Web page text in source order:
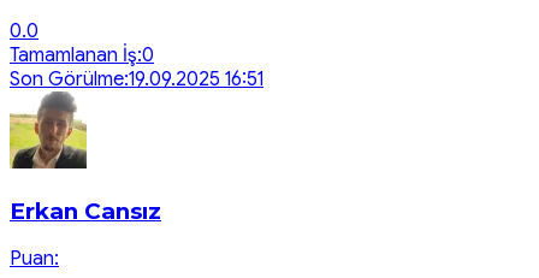
0.0
Tamamlanan İş:0
Son Görülme:19.09.2025 16:51
Erkan Cansız
Puan: